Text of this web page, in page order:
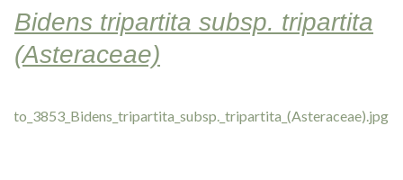
Bidens tripartita subsp. tripartita
(Asteraceae)